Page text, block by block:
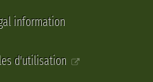
information
d'utilisation